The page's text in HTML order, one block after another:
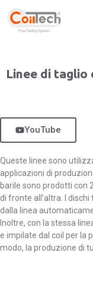
Linee di taglio
YouTube
Queste linee sono
applicazioni di
barile sono prodotti con
di fronte all’altra. I
dalla linea
Inoltre, con la stessa
e impilate dal coil per la
modo, la produzione di